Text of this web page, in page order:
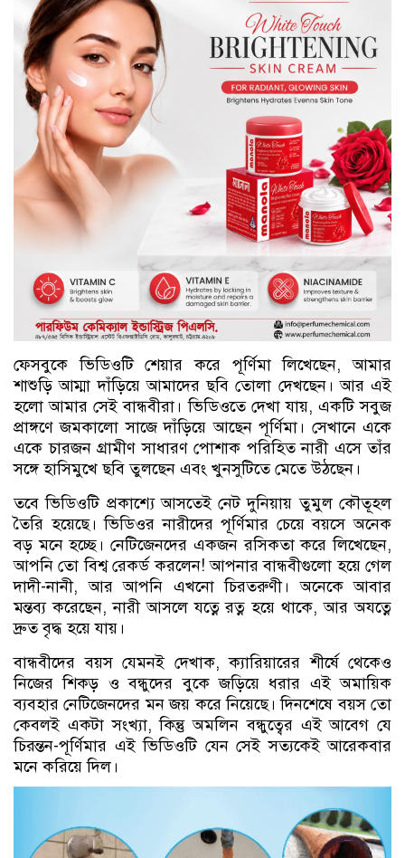
ফেসবুকে ভিডিওটি শেয়ার করে পূর্ণিমা লিখেছেন, আমার
শাশুড়ি আম্মা দাঁড়িয়ে আমাদের ছবি তোলা দেখছেন। আর এই
হলো আমার সেই বান্ধবীরা। ভিডিওতে দেখা যায়, একটি সবুজ
প্রাঙ্গণে জমকালো সাজে দাঁড়িয়ে আছেন পূর্ণিমা। সেখানে একে
একে চারজন গ্রামীণ সাধারণ পোশাক পরিহিত নারী এসে তাঁর
সঙ্গে হাসিমুখে ছবি তুলছেন এবং খুনসুটিতে মেতে উঠছেন।
তবে ভিডিওটি প্রকাশ্যে আসতেই নেট দুনিয়ায় তুমুল কৌতূহল
তৈরি হয়েছে। ভিডিওর নারীদের পূর্ণিমার চেয়ে বয়সে অনেক
বড় মনে হচ্ছে। নেটিজেনদের একজন রসিকতা করে লিখেছেন,
আপনি তো বিশ্ব রেকর্ড করলেন! আপনার বান্ধবীগুলো হয়ে গেল
দাদী-নানী, আর আপনি এখনো চিরতরুণী। অনেকে আবার
মন্তব্য করেছেন, নারী আসলে যত্নে রত্ন হয়ে থাকে, আর অযত্নে
দ্রুত বৃদ্ধ হয়ে যায়।
বান্ধবীদের বয়স যেমনই দেখাক, ক্যারিয়ারের শীর্ষে থেকেও
নিজের শিকড় ও বন্ধুদের বুকে জড়িয়ে ধরার এই অমায়িক
ব্যবহার নেটিজেনদের মন জয় করে নিয়েছে। দিনশেষে বয়স তো
কেবলই একটা সংখ্যা, কিন্তু অমলিন বন্ধুত্বের এই আবেগ যে
চিরন্তন-পূর্ণিমার এই ভিডিওটি যেন সেই সত্যকেই আরেকবার
মনে করিয়ে দিল।